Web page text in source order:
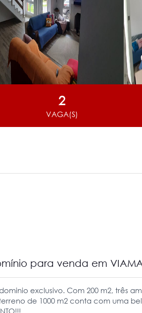
2
VAGA(S)
para venda em
exclusivo. Com 200 m2, três
de 1000 m2 conta com uma